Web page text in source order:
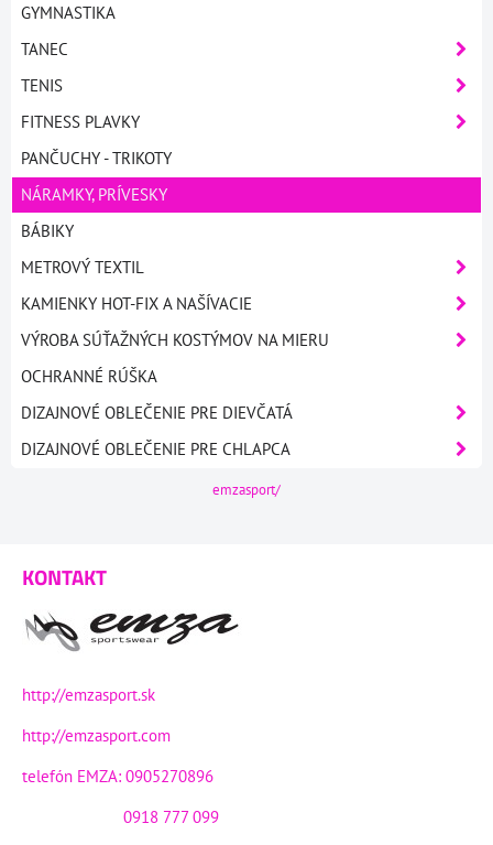
GYMNASTIKA
TANEC
TENIS
FITNESS PLAVKY
PANČUCHY - TRIKOTY
NÁRAMKY, PRÍVESKY
BÁBIKY
METROVÝ TEXTIL
KAMIENKY HOT-FIX A NAŠÍVACIE
VÝROBA SÚŤAŽNÝCH KOSTÝMOV NA MIERU
OCHRANNÉ RÚŠKA
DIZAJNOVÉ OBLEČENIE PRE DIEVČATÁ
DIZAJNOVÉ OBLEČENIE PRE CHLAPCA
emzasport/
KONTAKT
http://emzasport.sk
http://emzasport.com
telefón EMZA: 0905270896
0918 777 099